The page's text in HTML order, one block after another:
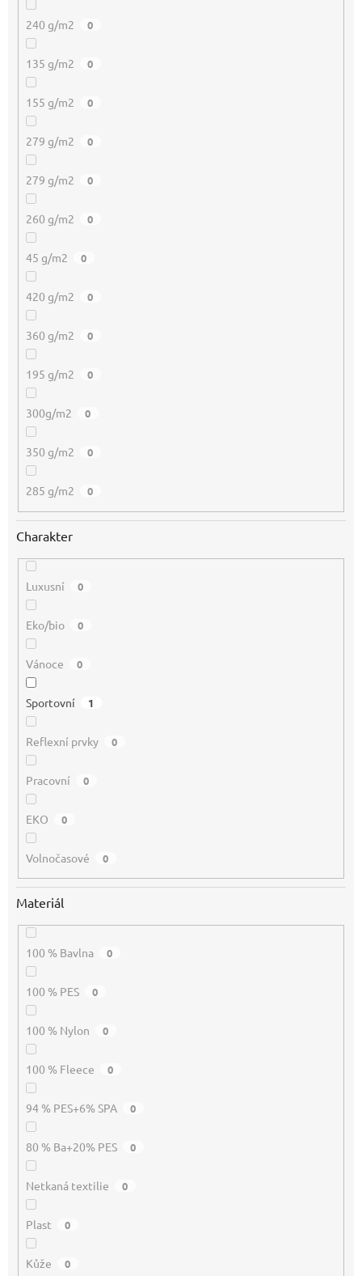
240 g/m2 0
135 g/m2 0
155 g/m2 0
279 g/m2 0
279 g/m2 0
260 g/m2 0
45 g/m2 0
420 g/m2 0
360 g/m2 0
195 g/m2 0
300g/m2 0
350 g/m2 0
285 g/m2 0
Charakter
Luxusní 0
Eko/bio 0
Vánoce 0
Sportovní 1
Reflexní prvky 0
Pracovní 0
EKO 0
Volnočasové 0
Materiál
100 % Bavlna 0
100 % PES 0
100 % Nylon 0
100 % Fleece 0
94 % PES+6% SPA 0
80 % Ba+20% PES 0
Netkaná textilie 0
Plast 0
Kůže 0